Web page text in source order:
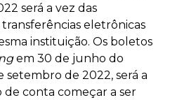
será a vez das
eletrônicas
instituição. Os boletos
em 30 de junho do
setembro de 2022, será a
conta começar a ser